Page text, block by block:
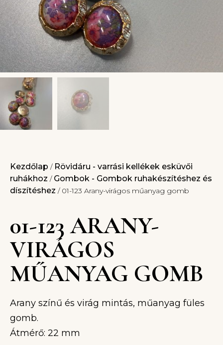
Kezdőlap / Rövidáru - varrási kellékek esküvői
ruhákhoz / Gombok - Gombok ruhakészítéshez és
díszítéshez / 01-123 Arany-virágos műanyag gomb
01-123 ARANY-
VIRÁGOS
MŰANYAG GOMB
Arany színű és virág mintás, műanyag füles
gomb.
Átmérő: 22 mm